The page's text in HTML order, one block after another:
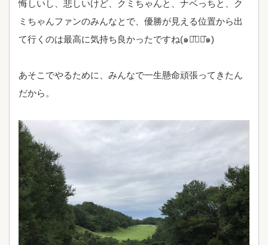
悔しいし、悲しいけど、クミちゃんと、ナベっちと、ク
ミちゃんファンのみんなとで、優勝が見える位置から出
て行くのは最高に気持ち良かったですね(๑･̑◡･̑๑)
あそこでやるために、みんなで一生懸命頑張ってきたん
だから。